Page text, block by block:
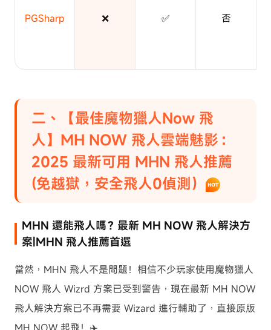
PGSharp ❌ ✅ 否
二、【最佳魔物獵人Now 飛
人】MH NOW 飛人雲端魅影：
2025 最新可用 MHN 飛人推薦
(免越獄，安全飛人0偵測）
MHN 還能飛人嗎？最新 MH NOW 飛人解決方
案|MHN 飛人推薦首選
當然，MHN 飛人不是問題！相信不少玩家使用魔物獵人
NOW 飛人 Wizrd 方案已受到警告，現在最新 MH NOW
飛人解決方案已不再需要 Wizard 進行輔助了，直接原版